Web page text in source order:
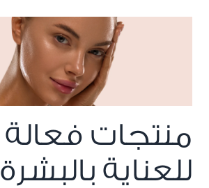
منتجات فعالة
للعناية بالبشرة